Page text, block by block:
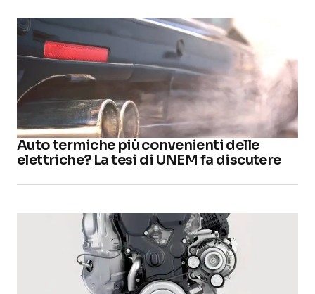
Auto termiche più convenienti delle
elettriche? La tesi di UNEM fa discutere